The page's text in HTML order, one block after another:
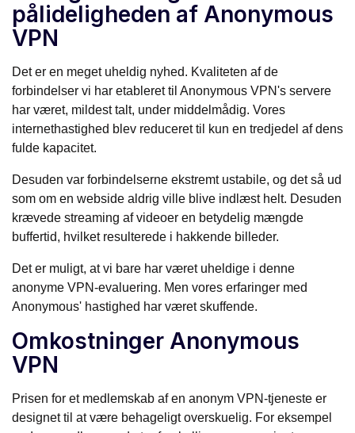
pålideligheden af Anonymous
VPN
Det er en meget uheldig nyhed. Kvaliteten af de
forbindelser vi har etableret til Anonymous VPN's servere
har været, mildest talt, under middelmådig. Vores
internethastighed blev reduceret til kun en tredjedel af dens
fulde kapacitet.
Desuden var forbindelserne ekstremt ustabile, og det så ud
som om en webside aldrig ville blive indlæst helt. Desuden
krævede streaming af videoer en betydelig mængde
buffertid, hvilket resulterede i hakkende billeder.
Det er muligt, at vi bare har været uheldige i denne
anonyme VPN-evaluering. Men vores erfaringer med
Anonymous' hastighed har været skuffende.
Omkostninger Anonymous
VPN
Prisen for et medlemskab af en anonym VPN-tjeneste er
designet til at være behageligt overskuelig. For eksempel